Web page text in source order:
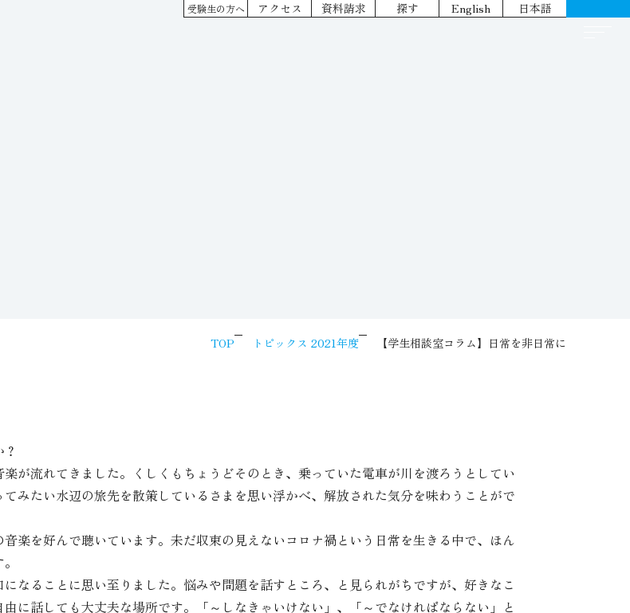
受験生の方へ アクセス 資料請求 探す English 日本語
TOP トピックス 2021年度 【学生相談室コラム】日常を非日常に
が流れてきました。くしくもちょうどそのとき、乗っていた電車が川を渡ろうとしてい
みたい水辺の旅先を散策しているさまを思い浮かべ、解放された気分を味わうことがで
楽を好んで聴いています。未だ収束の見えないコロナ禍という日常を生きる中で、ほん
なることに思い至りました。悩みや問題を話すところ、と見られがちですが、好きなこ
に話しても大丈夫な場所です。「～しなきゃいけない」、「～でなければならない」と